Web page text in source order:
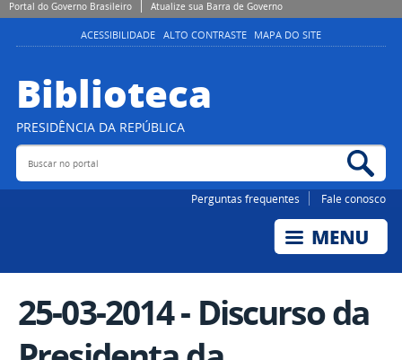
Portal do Governo Brasileiro Atualize sua Barra de Governo
ACESSIBILIDADE ALTO CONTRASTE MAPA DO SITE
Biblioteca
PRESIDÊNCIA DA REPÚBLICA
Buscar no portal
Perguntas frequentes Fale conosco
25-03-2014 - Discurso da